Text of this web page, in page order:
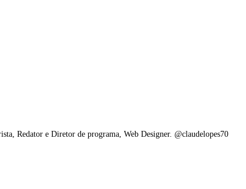
Redator e Diretor de programa, Web Designer. @claudelopes70